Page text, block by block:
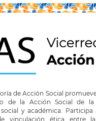
de Acción Social
de la Acción Social de la
y académica.
vinculación ética entre